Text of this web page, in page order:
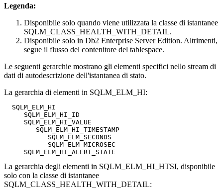
Legenda:
Disponibile solo quando viene utilizzata la classe di istantanee
SQLM_CLASS_HEALTH_WITH_DETAIL.
Disponibile solo in Db2 Enterprise Server Edition. Altrimenti,
segue il flusso del contenitore del tablespace.
Le seguenti gerarchie mostrano gli elementi specifici nello stream di
dati di autodescrizione dell'istantanea di stato.
La gerarchia di elementi in SQLM_ELM_HI:
  SQLM_ELM_HI
     SQLM_ELM_HI_ID
     SQLM_ELM_HI_VALUE
        SQLM_ELM_HI_TIMESTAMP
           SQLM_ELM_SECONDS
           SQLM_ELM_MICROSEC
La gerarchia degli elementi in SQLM_ELM_HI_HTSI, disponibile
solo con la classe di istantanee
SQLM_CLASS_HEALTH_WITH_DETAIL: